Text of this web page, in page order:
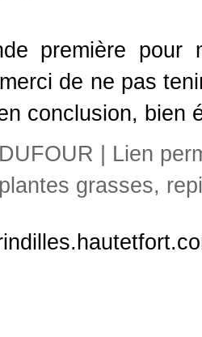
première pour
de ne pas
conclusion, bien
| Lien
plantes grasses,